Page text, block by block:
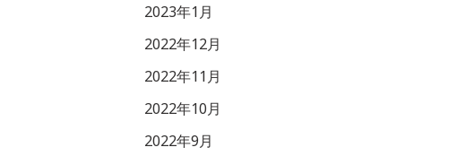
2023年1月
2022年12月
2022年11月
2022年10月
2022年9月